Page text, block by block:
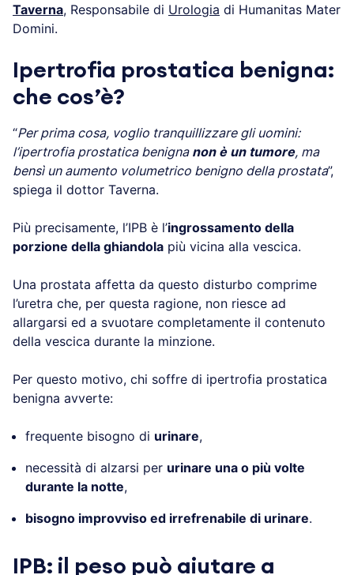
Taverna, Responsabile di Urologia di Humanitas Mater
Domini.
Ipertrofia prostatica benigna:
che cos’è?
“Per prima cosa, voglio tranquillizzare gli uomini:
l’ipertrofia prostatica benigna non è un tumore, ma
bensì un aumento volumetrico benigno della prostata”,
spiega il dottor Taverna.
Più precisamente, l’IPB è l’ingrossamento della
porzione della ghiandola più vicina alla vescica.
Una prostata affetta da questo disturbo comprime
l’uretra che, per questa ragione, non riesce ad
allargarsi ed a svuotare completamente il contenuto
della vescica durante la minzione.
Per questo motivo, chi soffre di ipertrofia prostatica
benigna avverte:
frequente bisogno di urinare,
necessità di alzarsi per urinare una o più volte
durante la notte,
bisogno improvviso ed irrefrenabile di urinare.
IPB: il peso può aiutare a